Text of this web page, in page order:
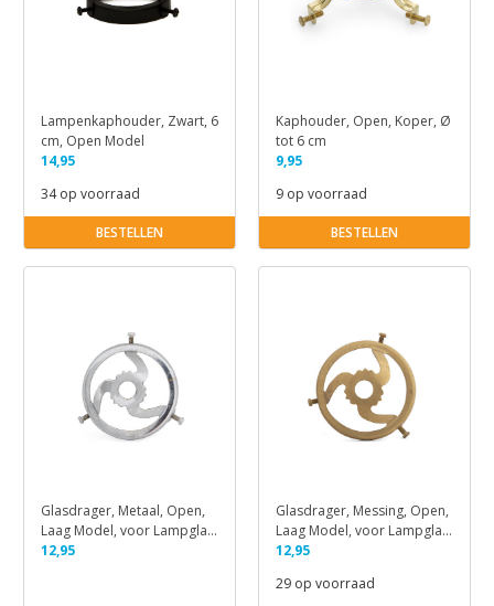
Lampenkaphouder, Zwart, 6
cm, Open Model
14,95
34 op voorraad
BESTELLEN
Kaphouder, Open, Koper, Ø
tot 6 cm
9,95
9 op voorraad
BESTELLEN
Glasdrager, Metaal, Open,
Laag Model, voor Lampglas,
6 cm
12,95
Glasdrager, Messing, Open,
Laag Model, voor Lampglas,
6 cm
12,95
29 op voorraad